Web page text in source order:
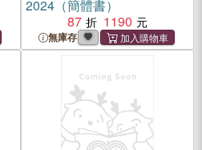
2024（簡體書）
87
1190
無庫存